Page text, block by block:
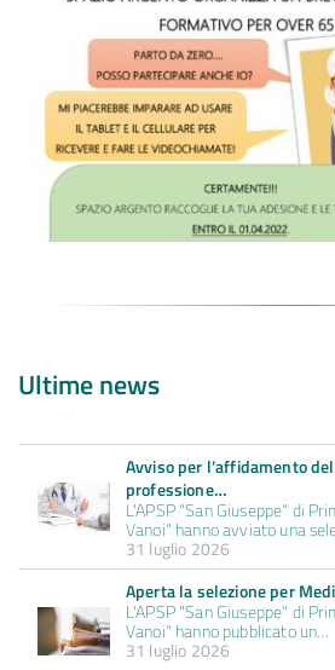
Ultime news
Avviso per l’affidamento
professione…
L'APSP "San Giuseppe" di
Vanoi" hanno avviato una
31 luglio 2026
Aperta la selezione per
L'APSP "San Giuseppe" di
Vanoi" hanno pubblicato un…
31 luglio 2026